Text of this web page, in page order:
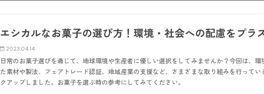
エシカルなお菓子の選び方！環境・社会への配慮をプラ
2023.04.14
日常のお菓子選びを通じて、地球環境や生産者に優しい選択をしてみませんか？今回は、環
た素材や製法、フェアトレード認証、地域産業の支援など、さまざまな取り組みを行ってい
クアップしました。お菓子を選ぶ時の参考にしてみてください。